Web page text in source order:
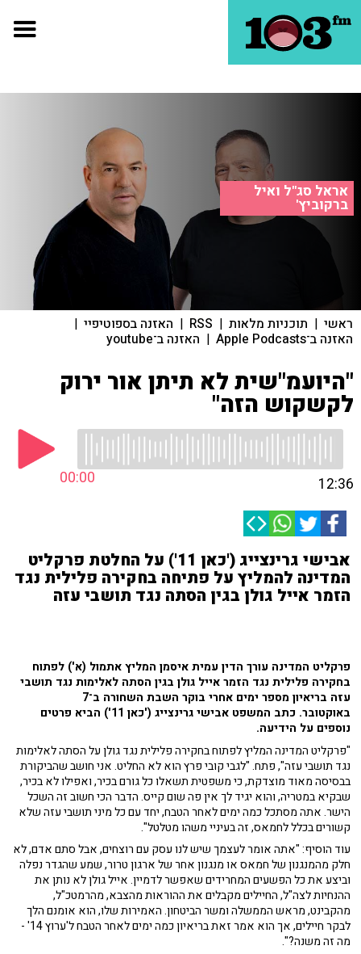
אראל סג"ל ואיל
ברקוביץ'
ראשי | תוכניות מלאות |
RSS
| האזנה בספוטיפיי |
האזנה ב־Apple Podcasts | האזנה ב־youtube
"היועמ"שית לא תיתן אור ירוק
לקשקוש הזה"
00:00 12:36
אבישי גרינצייג ('כאן 11') על החלטת פרקליט
המדינה להמליץ על פתיחה בחקירה פלילית נגד
הזמר אייל גולן בגין הסתה נגד תושבי עזה
פרקליט המדינה עורך הדין עמית איסמן המליץ אתמול (א') לפתוח
בחקירה פלילית נגד הזמר אייל גולן בגין הסתה לאלימות נגד תושבי
עזה בריאיון מספר ימים אחרי בוקר השבת השחורה ב־7
באוקטובר. כתב המשפט אבישי גרינצייג ('כאן 11') הביא פרטים
נוספים על הידיעה.
"פרקליט המדינה המליץ לפתוח בחקירה פלילית נגד גולן על הסתה לאלימות
נגד תושבי עזה", פתח. "לגבי קובי פרץ הוא לא החליט. אני חושב שהביקורת
בבסיסה מאוד מוצדקת, כי משפטית תשאלו כל גורם בכיר, ואפילו לא בכיר,
שבקיא במטריה, והוא יגיד לך אין פה שום קייס. הדבר הכי חשוב זה השכל
הישר. אתה מסתכל כמה ימים לאחר הטבח, יחד עם כל מיני תושבי עזה שלא
קשורים בכלל לחמאס, זה בעיניי משהו מטלטל".
עוד הוסיף: "אתה אומר לעצמך שיש לנו עסק עם רוצחים, אבל סתם אדם, לא
חלק מהמנגנון של חמאס או מנגנון אחר של ארגון טרור, שמע שהגדר נפלה
וביצע את כל הפשעים המחרידים שאפשר לדמיין. אייל גולן לא נותן את
ההנחיות לצה"ל, החיילים מקבלים את ההוראות מהצבא, מהרמטכ"ל,
מהקבינט, מראש הממשלה ומשר הביטחון. האמירות שלו, הוא אומנם הלך
לבקר חיילים, אך הוא אמר זאת בריאיון כמה ימים לאחר הטבח ל'ערוץ 14' -
מה זה משנה?".